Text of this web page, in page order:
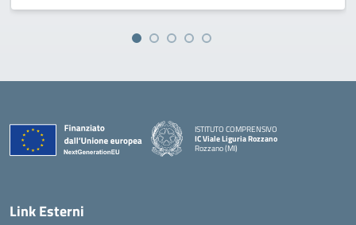
ISTITUTO COMPRENSIVO
IC Viale Liguria Rozzano
Rozzano (MI)
Link Esterni